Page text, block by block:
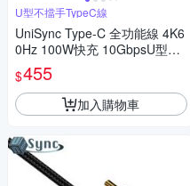
U型不擋手TypeC線
UniSync Type-C 全功能線 4K6
0Hz 100W快充 10GbpsU型充
電線 2米
$455
加入購物車